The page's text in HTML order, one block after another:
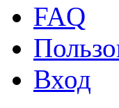
FAQ
Вход